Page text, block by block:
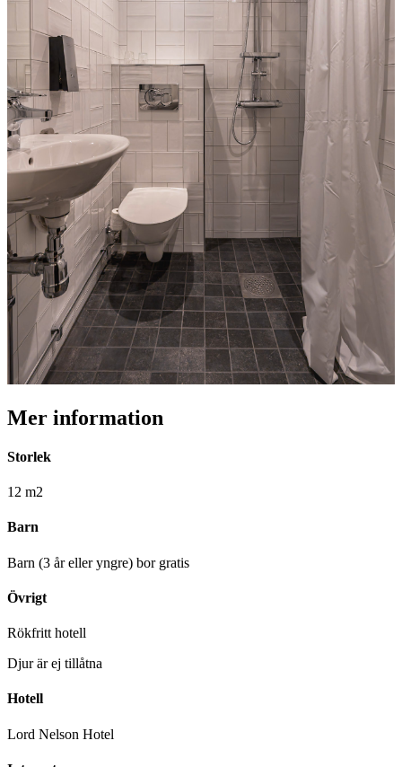
Mer information
Storlek
12 m2
Barn
Barn (3 år eller yngre) bor gratis
Övrigt
Rökfritt hotell
Djur är ej tillåtna
Hotell
Lord Nelson Hotel